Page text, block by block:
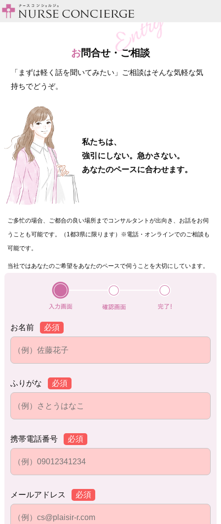
お問合せ・ご相談
「まずは軽く話を聞いてみたい」ご相談はそんな気軽な気
持ちでどうぞ。
私たちは、
強引にしない。急かさない。
あなたのペースに合わせます。
ご多忙の場合、ご都合の良い場所までコンサルタントが出向き、お話をお伺
うことも可能です。（1都3県に限ります）※電話・オンラインでのご相談も
可能です。
当社ではあなたのご希望をあなたのペースで伺うことを大切にしています。
お名前 必須
ふりがな 必須
携帯電話番号 必須
メールアドレス 必須